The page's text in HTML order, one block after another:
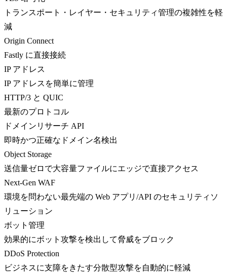
トランスポート・レイヤー・セキュリティ管理の複雑性を軽
減
Origin Connect
Fastly に直接接続
IP アドレス
IP アドレスを簡単に管理
HTTP/3 と QUIC
最新のプロトコル
ドメインリサーチ API
即時かつ正確なドメイン名検出
Object Storage
送信量ゼロで大容量ファイルにエッジで直接アクセス
Next-Gen WAF
環境を問わない最先端の Web アプリ/API のセキュリティソ
リューション
ボット管理
効果的にボット攻撃を検出して脅威をブロック
DDoS Protection
ビジネスに支障をきたす分散型攻撃を自動的に軽減